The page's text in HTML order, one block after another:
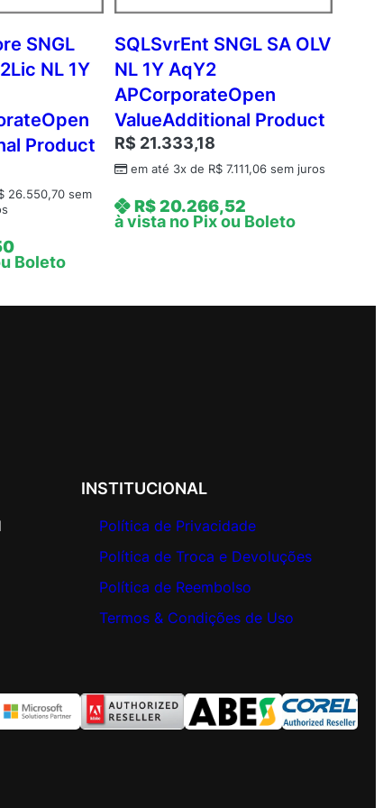
SNGL
NL 1Y
Product
26.550,70sem
Boleto
SQLSvrEnt SNGL SA OLV
NL 1Y AqY2
APCorporateOpen
ValueAdditional Product
R$ 21.333,18
em até 3x de R$7.111,06sem juros
R$20.266,52
à vista no Pix ou Boleto
INSTITUCIONAL
Política de Privacidade
Política de Troca e Devoluções
Política de Reembolso
Termos & Condições de Uso